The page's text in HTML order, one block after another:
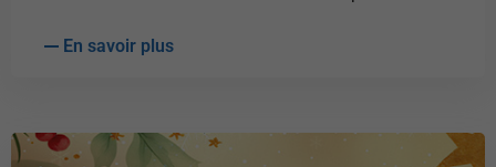
En savoir plus